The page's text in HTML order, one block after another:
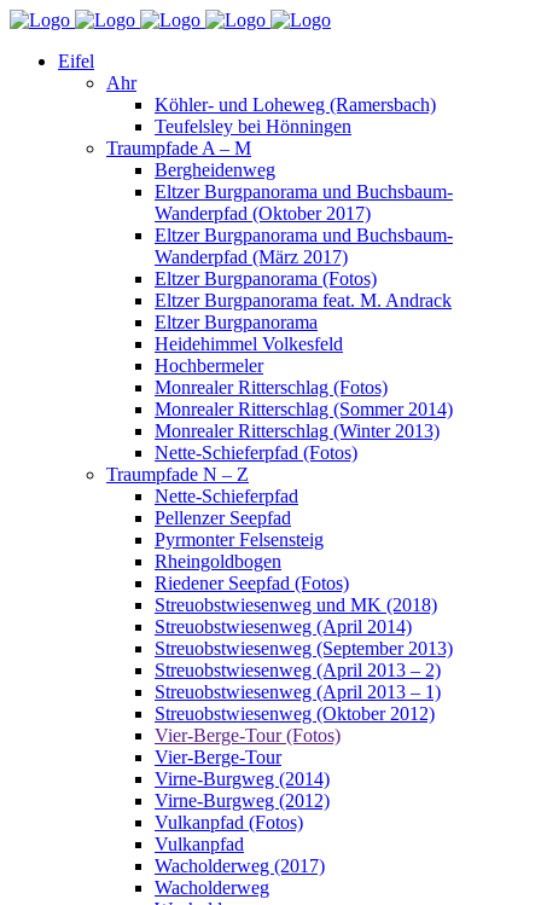
Eifel
Ahr
Köhler- und Loheweg (Ramersbach)
Teufelsley bei Hönningen
Traumpfade A – M
Bergheidenweg
Eltzer Burgpanorama und Buchsbaum-
Wanderpfad (Oktober 2017)
Eltzer Burgpanorama und Buchsbaum-
Wanderpfad (März 2017)
Eltzer Burgpanorama (Fotos)
Eltzer Burgpanorama feat. M. Andrack
Eltzer Burgpanorama
Heidehimmel Volkesfeld
Hochbermeler
Monrealer Ritterschlag (Fotos)
Monrealer Ritterschlag (Sommer 2014)
Monrealer Ritterschlag (Winter 2013)
Nette-Schieferpfad (Fotos)
Traumpfade N – Z
Nette-Schieferpfad
Pellenzer Seepfad
Pyrmonter Felsensteig
Rheingoldbogen
Riedener Seepfad (Fotos)
Streuobstwiesenweg und MK (2018)
Streuobstwiesenweg (April 2014)
Streuobstwiesenweg (September 2013)
Streuobstwiesenweg (April 2013 – 2)
Streuobstwiesenweg (April 2013 – 1)
Streuobstwiesenweg (Oktober 2012)
Vier-Berge-Tour (Fotos)
Vier-Berge-Tour
Virne-Burgweg (2014)
Virne-Burgweg (2012)
Vulkanpfad (Fotos)
Vulkanpfad
Wacholderweg (2017)
Wacholderweg